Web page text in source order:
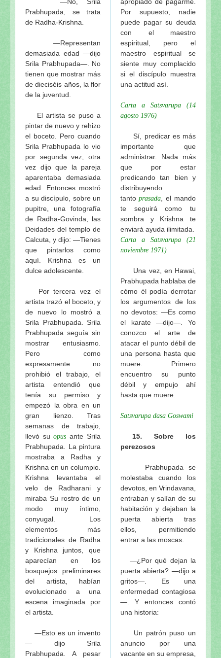
Prabhupada, se trata
de Radha-Krishna.
—Representan
demasiada edad —dijo
Srila Prabhupada—. No
tienen que mostrar más
de dieciséis años, la flor
de la juventud.
El artista se puso a
pintar de nuevo y rehizo
el boceto. Pero cuando
Srila Prabhupada lo vio
por segunda vez, otra
vez dijo que la pareja
aparentaba demasiada
edad. Entonces mostró
a su discípulo, sobre un
pupitre, una fotografía
de Radha-Govinda, las
Deidades del templo de
Calcuta, y dijo: —Tienes
que pintarlos como
aquí. Krishna es un
dulce adolescente.
Por tercera vez el
artista trazó el boceto, y
de nuevo lo mostró a
Srila Prabhupada. Srila
Prabhupada seguía sin
mostrar entusiasmo.
Pero como
expresamente no
prohibió el trabajo, el
artista entendió que
tenía su permiso y
empezó la obra en un
gran lienzo. Tras
semanas de trabajo,
llevó su opus ante Srila
Prabhupada. La pintura
mostraba a Radha y
Krishna en un columpio.
Krishna levantaba el
velo de Radharani y
miraba Su rostro de un
modo muy íntimo,
conyugal. Los
elementos más
tradicionales de Radha
y Krishna juntos, que
aparecían en los
bosquejos preliminares
del artista, habían
evolucionado a una
escena imaginada por
el artista.
—Esto es un invento
— dijo Srila
Prabhupada. A pesar
Por supuesto, nadie
puede pagar su deuda
con el maestro
espiritual, pero el
maestro espiritual se
siente muy complacido
si el discípulo muestra
una actitud así.
Carta a Satsvarupa (14
agosto 1976)
Sí, predicar es más
importante que
administrar. Nada más
que por estar
predicando tan bien y
distribuyendo
tanto prasada , el mando
te seguirá como tu
sombra y Krishna te
enviará ayuda ilimitada.
Carta a Satsvarupa (21
noviembre 1971)
Una vez, en Hawai,
Prabhupada hablaba de
cómo él podía derrotar
los argumentos de los
no devotos: —Es como
el karate —dijo—. Yo
conozco el arte de
atacar el punto débil de
una persona hasta que
muere. Primero
encuentro su punto
débil y empujo ahí
hasta que muere.
Satsvarupa dasa Goswami
15. Sobre los
perezosos
Prabhupada se
molestaba cuando los
devotos, en Vrindavana,
entraban y salían de su
habitación y dejaban la
puerta abierta tras
ellos, permitiendo
entrar a las moscas.
—¿Por qué dejan la
puerta abierta? —dijo a
gritos—. Es una
enfermedad contagiosa
—. Y entonces contó
una historia:
Un patrón puso un
anuncio por una
vacante en su empresa,